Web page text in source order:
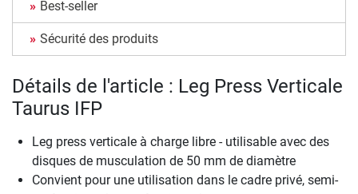
Best-seller
Sécurité des produits
Détails de l'article : Leg Press Verticale
Taurus IFP
Leg press verticale à charge libre - utilisable avec des
disques de musculation de 50 mm de diamètre
Convient pour une utilisation dans le cadre privé, semi-